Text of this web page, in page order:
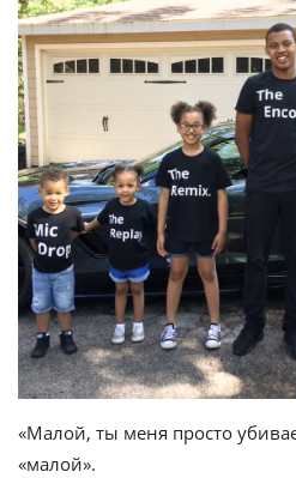
«Малой, ты меня просто
«малой».